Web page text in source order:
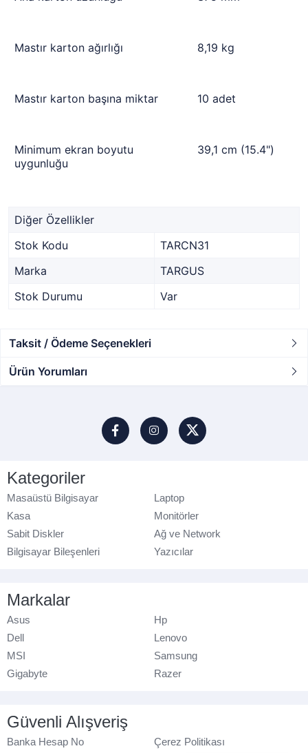
Mastır karton ağırlığı 8,19 kg
Mastır karton başına miktar 10 adet
Minimum ekran boyutu
uygunluğu
39,1 cm (15.4")
Diğer Özellikler
Stok Kodu
TARCN31
Marka
TARGUS
Stok Durumu
Var
Taksit / Ödeme Seçenekleri
Ürün Yorumları
Kategoriler
Masaüstü Bilgisayar
Laptop
Kasa
Monitörler
Sabit Diskler
Ağ ve Network
Bilgisayar Bileşenleri
Yazıcılar
Markalar
Asus
Hp
Dell
Lenovo
MSI
Samsung
Gigabyte
Razer
Güvenli Alışveriş
Banka Hesap No Çerez Politikası